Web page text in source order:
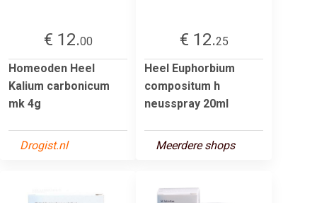
€ 12.00
Homeoden Heel
Kalium carbonicum
mk 4g
Drogist.nl
€ 12.25
Heel Euphorbium
compositum h
neusspray 20ml
Meerdere shops